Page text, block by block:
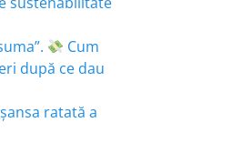
Cum
după ce dau
ratată a